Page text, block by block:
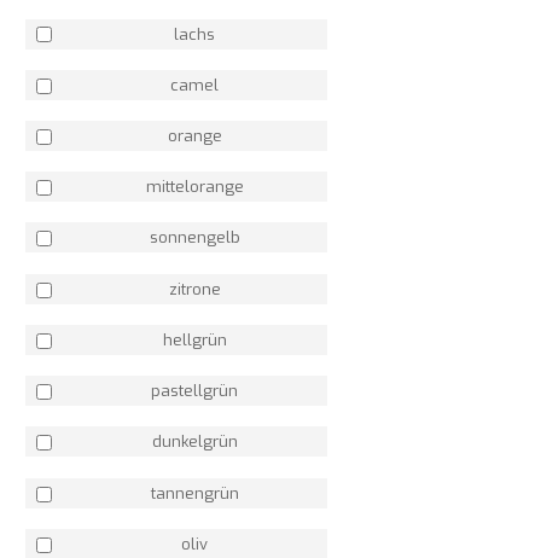
lachs
camel
orange
mittelorange
sonnengelb
zitrone
hellgrün
pastellgrün
dunkelgrün
tannengrün
oliv